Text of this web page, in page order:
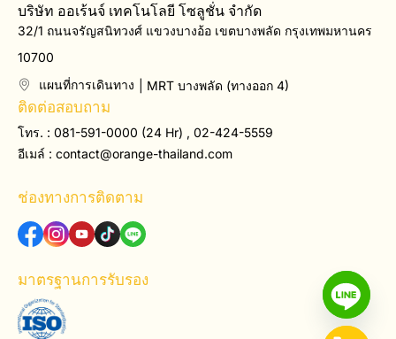
บริษัท ออเร้นจ์ เทคโนโลยี โซลูชั่น จำกัด
32/1 ถนนจรัญสนิทวงศ์ แขวงบางอ้อ เขตบางพลัด กรุงเทพมหานคร
10700
แผนที่การเดินทาง
| MRT บางพลัด (ทางออก 4)
ติดต่อสอบถาม
โทร. : 081-591-0000 (24 Hr) , 02-424-5559
อีเมล์ : contact@orange-thailand.com
ช่องทางการติดตาม
มาตรฐานการรับรอง